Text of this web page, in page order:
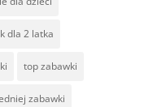
dla 2 latka
top zabawki
zabawki